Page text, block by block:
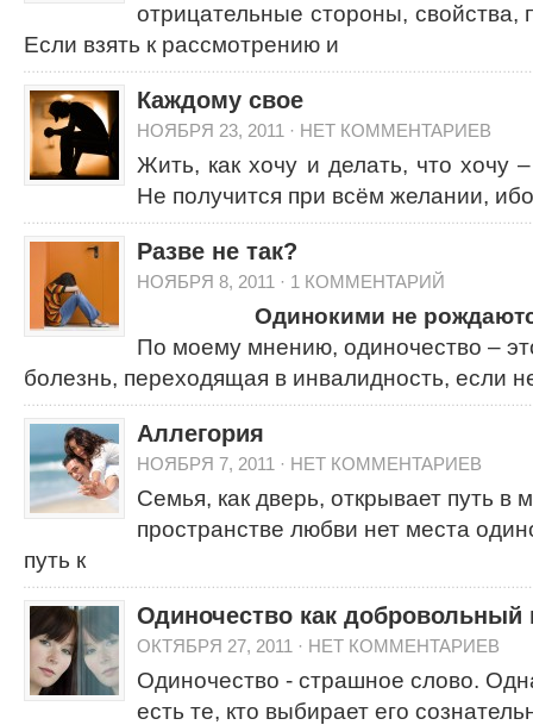
отрицательные стороны, свойства,
Если взять к рассмотрению и
Каждому свое
НОЯБРЯ 23, 2011 · НЕТ КОММЕНТАРИЕВ
Жить, как хочу и делать, что хочу
Не получится при всём желании,
Разве не так?
НОЯБРЯ 8, 2011 · 1 КОММЕНТАРИЙ
Одинокими не
По моему мнению, одиночество –
болезнь, переходящая в инвалидность, если
Аллегория
НОЯБРЯ 7, 2011 · НЕТ КОММЕНТАРИЕВ
Семья, как дверь, открывает путь в
пространстве любви нет места
путь к
Одиночество как
ОКТЯБРЯ 27, 2011 · НЕТ КОММЕНТАРИЕВ
Одиночество - страшное слово.
есть те, кто выбирает его